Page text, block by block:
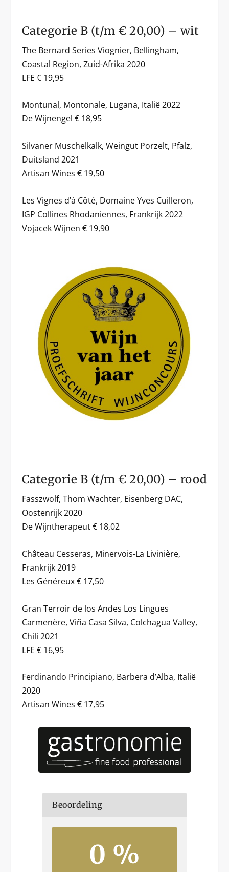
Categorie B (t/m € 20,00) – wit
The Bernard Series Viognier, Bellingham,
Coastal Region, Zuid-Afrika 2020
LFE € 19,95
Montunal, Montonale, Lugana, Italië 2022
De Wijnengel € 18,95
Silvaner Muschelkalk, Weingut Porzelt, Pfalz,
Duitsland 2021
Artisan Wines € 19,50
Les Vignes d’à Côté, Domaine Yves Cuilleron,
IGP Collines Rhodaniennes, Frankrijk 2022
Vojacek Wijnen € 19,90
Categorie B (t/m € 20,00) – rood
Fasszwolf, Thom Wachter, Eisenberg DAC,
Oostenrijk 2020
De Wijntherapeut € 18,02
Château Cesseras, Minervois-La Livinière,
Frankrijk 2019
Les Généreux € 17,50
Gran Terroir de los Andes Los Lingues
Carmenère, Viña Casa Silva, Colchagua Valley,
Chili 2021
LFE € 16,95
Ferdinando Principiano, Barbera d’Alba, Italië
2020
Artisan Wines € 17,95
Beoordeling
0 %